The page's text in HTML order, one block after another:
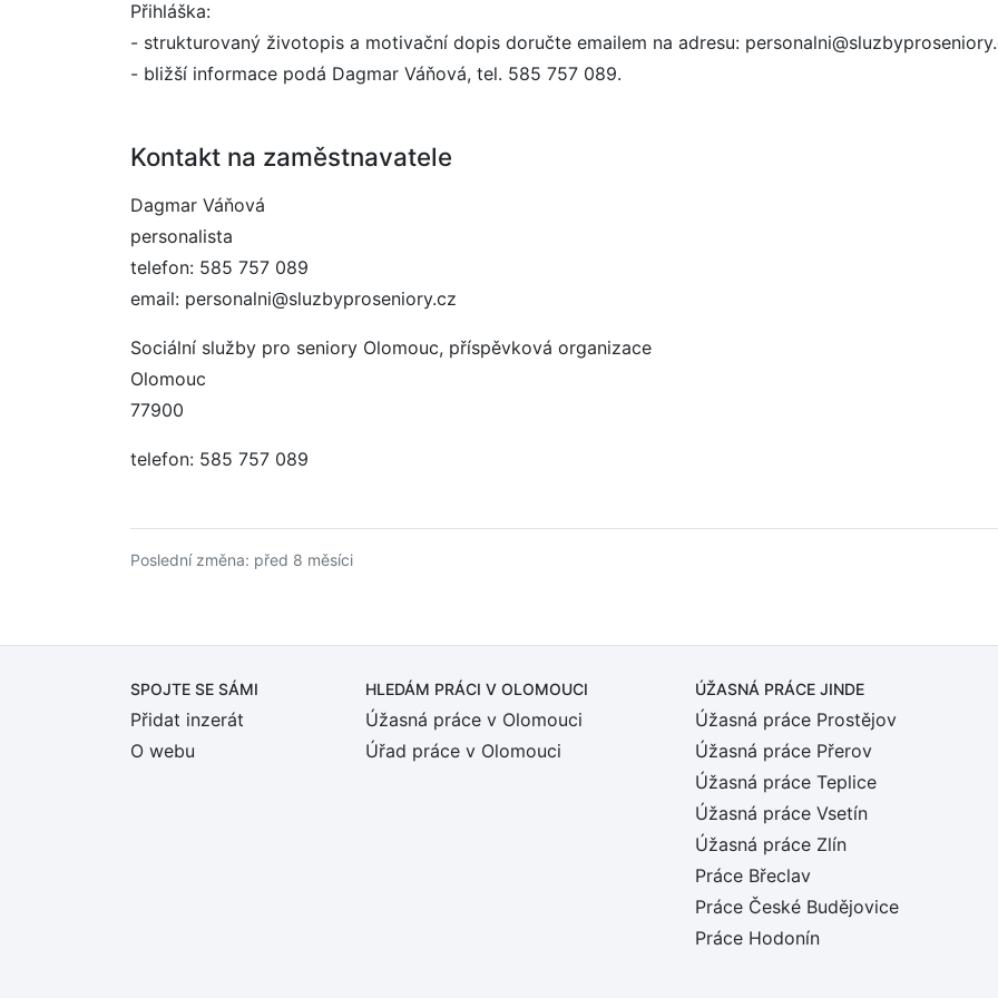
Přihláška:
- strukturovaný životopis a motivační dopis doručte emailem na adresu:
- bližší informace podá Dagmar Váňová, tel. 585 757 089.
Kontakt na zaměstnavatele
Dagmar Váňová
personalista
telefon: 585 757 089
email: personalni@sluzbyproseniory.cz
Sociální služby pro seniory Olomouc, příspěvková organizace
Olomouc
77900
telefon: 585 757 089
Poslední změna: před 8 měsíci
SPOJTE SE SÁMI
Přidat inzerát
O webu
HLEDÁM PRÁCI V OLOMOUCI
Úžasná práce v Olomouci
Úřad práce v Olomouci
ÚŽASNÁ PRÁCE JINDE
Úžasná práce Prostějov
Úžasná práce Přerov
Úžasná práce Teplice
Úžasná práce Vsetín
Úžasná práce Zlín
Práce Břeclav
Práce České Budějovice
Práce Hodonín